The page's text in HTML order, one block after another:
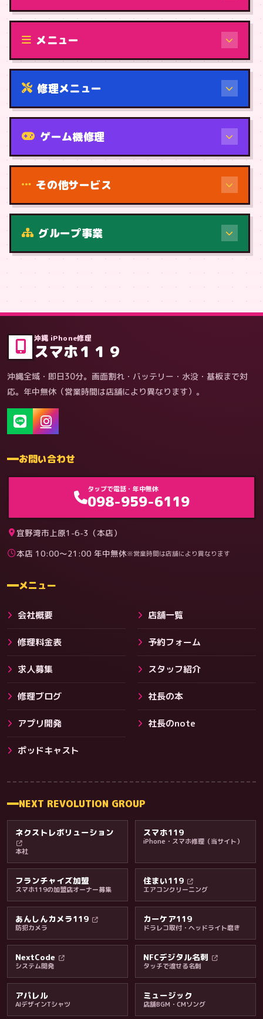
修理（機種から）
その他サービス
料金・保証・ご案内
メニュー
修理メニュー
機種から
症状・内容から
料金
ゲーム機修理
その他サービス
グループ事業
沖縄 iPhone修理
スマホ１１９
沖縄全域・即日30分。画面割れ・バッテリー・水没・基板まで対
応。年中無休（営業時間は店舗により異なります）。
お問い合わせ
タップで電話・年中無休
098-959-6119
宜野湾市上原1-6-3（本店）
本店 10:00〜21:00 年中無休※営業時間は店舗により異なります
メニュー
会社概要 店舗一覧
修理料金表 予約フォーム
求人募集 スタッフ紹介
修理ブログ 社長の本
アプリ開発 社長のnote
ポッドキャスト
NEXT REVOLUTION GROUP
ネクストレボリューション
本社
スマホ119
iPhone・スマホ修理（当サイト）
フランチャイズ加盟
スマホ119の加盟店オーナー募集
住まい119
エアコンクリーニング
あんしんカメラ119
防犯カメラ
カーケア119
ドラレコ取付・ヘッドライト磨き
NextCode
システム開発
NFCデジタル名刺
タッチで渡せる名刺
アパレル
AIデザインTシャツ
ミュージック
店舗BGM・CMソング